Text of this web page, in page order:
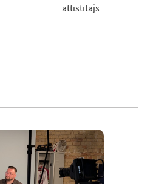
attīstītājs